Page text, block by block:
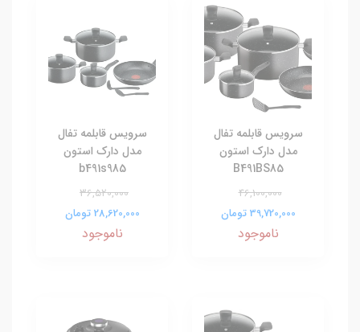
سرویس قابلمه تفال
مدل دارک استون
B491BS85
46,100,000
39,720,000 تومان
ناموجود
سرویس قابلمه تفال
مدل دارک استون
b491s985
36,520,000
28,620,000 تومان
ناموجود